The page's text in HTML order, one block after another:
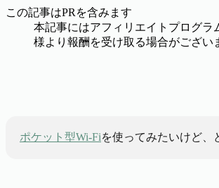
この記事はPRを含みます
本記事にはアフィリエイトプログ
様より報酬を受け取る場合がござい
ポケット型Wi-Fiを使ってみたいけど、